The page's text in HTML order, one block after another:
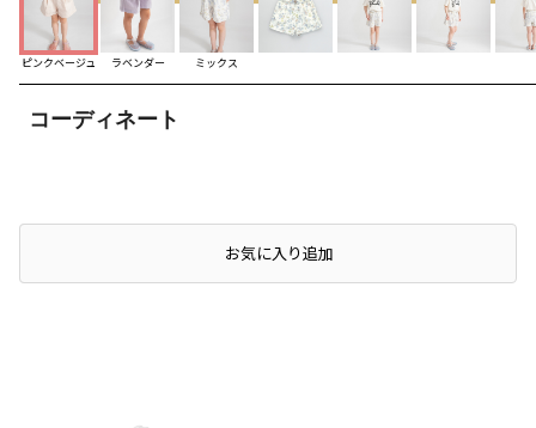
ピンクベージュ ラベンダー ミックス
コーディネート
店頭在庫を確認するお気に入り追加